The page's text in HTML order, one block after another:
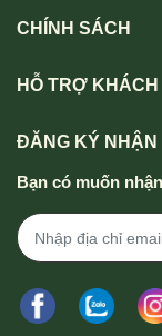
CHÍNH SÁCH
HỖ TRỢ
ĐĂNG KÝ NHẬN
Bạn có muốn